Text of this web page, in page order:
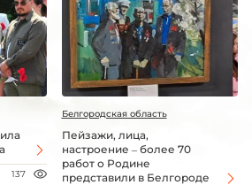
137
Белгородская область
Пейзажи, лица,
настроение – более 70
работ о Родине
представили в Белгороде